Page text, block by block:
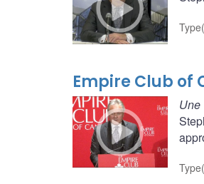
Empire Club of
Une